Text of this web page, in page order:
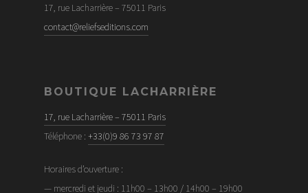
17, rue Lacharrière – 75011 Paris
contact@reliefseditions.com
BOUTIQUE LACHARRIÈRE
17, rue Lacharrière – 75011 Paris
Téléphone : +33(0)9 86 73 97 87
Horaires d’ouverture :
— mercredi et jeudi : 11h00 – 13h00 / 14h00 – 19h00